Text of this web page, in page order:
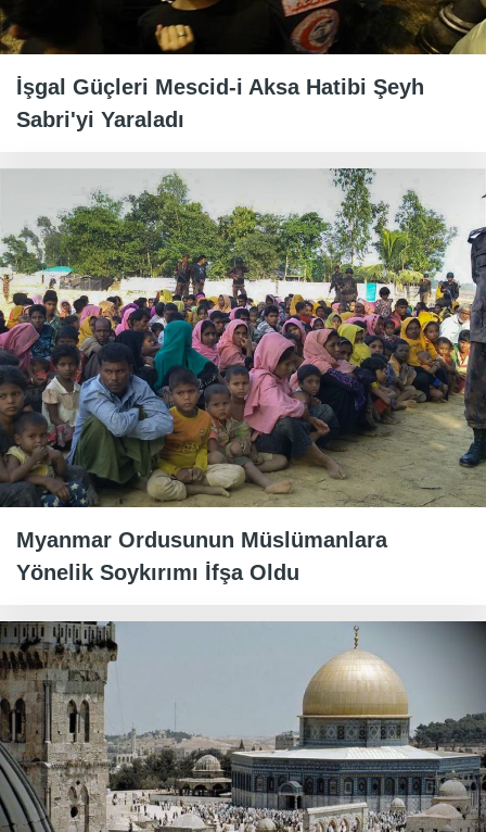
İşgal Güçleri Mescid-i Aksa Hatibi Şeyh
Sabri'yi Yaraladı
Myanmar Ordusunun Müslümanlara
Yönelik Soykırımı İfşa Oldu